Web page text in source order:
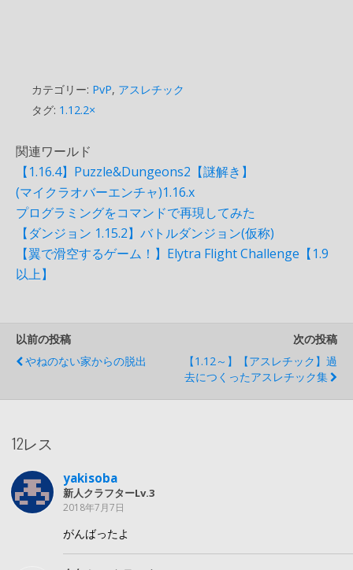
カテゴリー: PvP, アスレチック
タグ: 1.12.2×
関連ワールド
【1.16.4】Puzzle&Dungeons2【謎解き】
(マイクラオバーエンチャ)1.16.x
プログラミングをコマンドで再現してみた
【ダンジョン 1.15.2】バトルダンジョン(仮称)
【翼で滑空するゲーム！】Elytra Flight Challenge【1.9
以上】
以前の投稿
やねのない家からの脱出
次の投稿
【1.12～】【アスレチック】過
去につくったアスレチック集
12レス
yakisoba
新人クラフターLv.3
2018年7月7日
がんばったよ